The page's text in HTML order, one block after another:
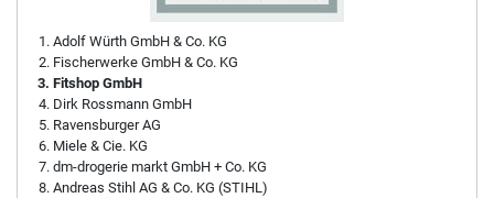
Adolf Würth GmbH & Co. KG
Fischerwerke GmbH & Co. KG
Fitshop GmbH
Dirk Rossmann GmbH
Ravensburger AG
Miele & Cie. KG
dm-drogerie markt GmbH + Co. KG
Andreas Stihl AG & Co. KG (STIHL)